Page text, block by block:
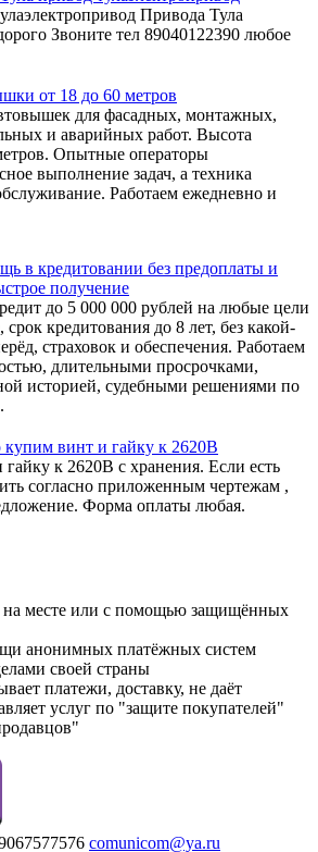
Привода Тула
Звоните тел 89040122390 любое
от 18 до 60 метров
для фасадных, монтажных,
и аварийных работ. Высота
Опытные операторы
выполнение задач, а техника
Работаем ежедневно и
в кредитовании без предоплаты и
получение
до 5 000 000 рублей на любые цели
кредитования до 8 лет, без какой-
страховок и обеспечения. Работаем
длительными просрочками,
историей, судебными решениями по
винт и гайку к 2620В
к 2620В с хранения. Если есть
согласно приложенным чертежам ,
Форма оплаты любая.
на месте или с помощью защищённых
анонимных платёжных систем
своей страны
платежи, доставку, не даёт
услуг по "защите покупателей"
comunicom@ya.ru